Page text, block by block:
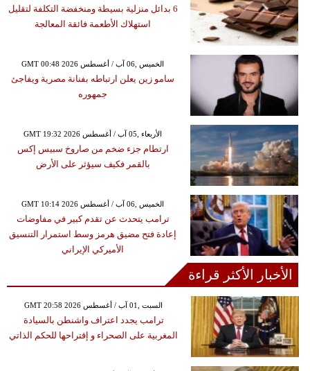
6 بدائل منزلية بسيطة ومنخفضة التكلفة لتقليل
استهلاك الأطعمة فائقة المعالجة
GMT 00:48 2026 الخميس ,06 آب / أغسطس
سامو زين يعلن ارتباطه بفنانة مصرية ويفاجئ
جمهوره
GMT 19:32 2026 الأربعاء ,05 آب / أغسطس
ارتطام جزء ضخم من صاروخ سبيس إكس
بالقمر فكيف سيؤثر على الأرض
GMT 10:14 2026 الخميس ,06 آب / أغسطس
ترامب يتحدث عن تقدم كبير في مفاوضات
إعادة فتح مضيق هرمز وسط استمرار التنسيق
الأميركي الإيراني
الأخبار الأكثر قراءة
GMT 20:58 2026 السبت ,01 آب / أغسطس
ترامب يجدد اعتراف واشنطن بالسيادة
المغربية على الصحراء و إقتراحها للحكم الذاتي